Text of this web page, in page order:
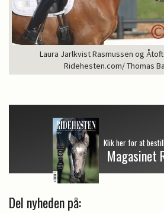
Laura Jarlkvist Rasmussen og
Ridehesten.com/ Thomas
Klik her for at
Magasinet
Del nyheden på: